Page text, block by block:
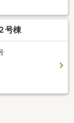
号棟